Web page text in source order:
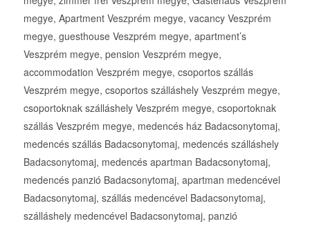
megye, Apartment Veszprém megye, vacancy Veszprém
megye, guesthouse Veszprém megye, apartment’s
Veszprém megye, pension Veszprém megye,
accommodation Veszprém megye, csoportos szállás
Veszprém megye, csoportos szálláshely Veszprém megye,
csoportoknak szálláshely Veszprém megye, csoportoknak
szállás Veszprém megye, medencés ház Badacsonytomaj,
medencés szállás Badacsonytomaj, medencés szálláshely
Badacsonytomaj, medencés apartman Badacsonytomaj,
medencés panzió Badacsonytomaj, apartman medencével
Badacsonytomaj, szállás medencével Badacsonytomaj,
szálláshely medencével Badacsonytomaj, panzió